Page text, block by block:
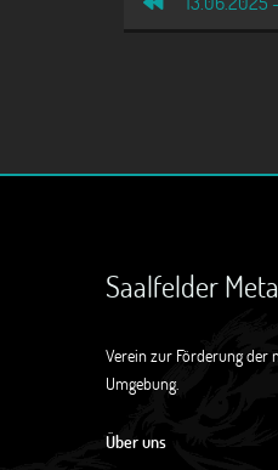
Saalfelder
Verein zur Förderung der
Umgebung.
Über uns